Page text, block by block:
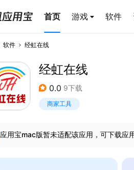
首页 游戏 软件
软件 经虹在线
经虹在线
0.0 9下载
商家工具
应用宝mac版暂未适配该应用，可下载应